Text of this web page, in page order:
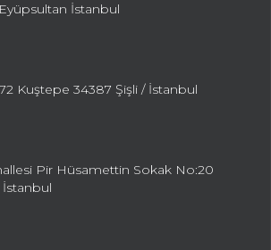
İstanbul
Kuştepe 34387 Şişli / İstanbul
Pir Hüsamettin Sokak No:20